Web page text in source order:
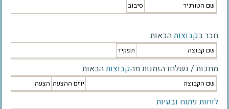
שם הטורניר סיבוב
חבר בקבוצותהבאות
שם קבוצה תפקיד
מחכות / נשלחו הזמנות מהקבוצותהבאות
שם הקבוצה יוזם ההצעה הצעה
לוחות ניתוח ובעיות